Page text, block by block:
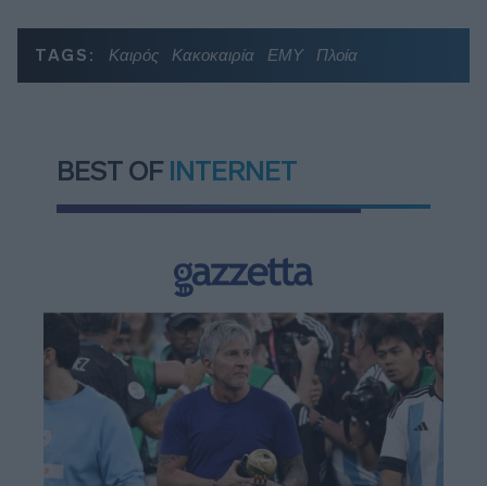
TAGS: Καιρός Κακοκαιρία ΕΜΥ Πλοία
BEST OF INTERNET